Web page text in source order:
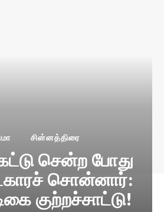
சின்னத்திரை
சென்ற போது
சொன்னார்:
குற்றச்சாட்டு!